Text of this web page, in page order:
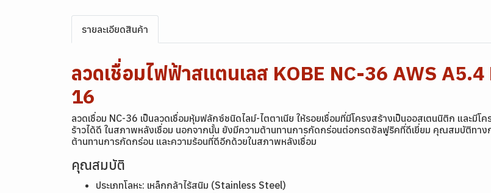
รายละเอียดสินค้า
ลวดเชื่อมไฟฟ้าสแตนเลส KOBE NC-36 AWS
16
ลวดเชื่อม NC-36 เป็นลวดเชื่อมหุ้มฟลักซ์ชนิดไลม์-ไตตาเนีย ให้รอยเชื่อมที่มีโครงสร้างเป็นออสเตนนิติก และมี
ร้าวได้ดี ในสภาพหลังเชื่อม นอกจากนั้น ยังมีความต้านทานการกัดกร่อนต่อกรดซัลฟูริคที่ดีเยี่ยม คุณสมบัติทาง
ต้านทานการกัดกร่อน และความร้อนที่ดีอีกด้วยในสภาพหลังเชื่อม
คุณสมบัติ
ประเภทโลหะ: เหล็กกล้าไร้สนิม (Stainless Steel)